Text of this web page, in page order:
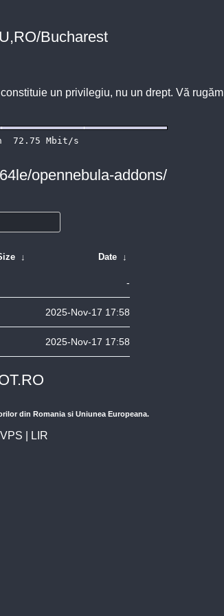
Bucharest
un privilegiu, nu un drept. Vă rugăm
opennebula-addons/
↓ Date ↓
-
2025-Nov-17 17:58
2025-Nov-17 17:58
din Romania si Uniunea Europeana.
VPS LIR